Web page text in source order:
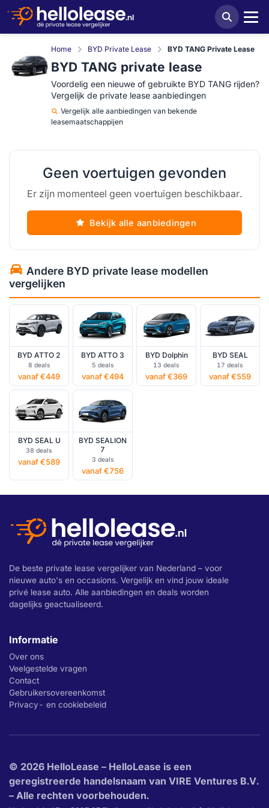
Home BYD Private Lease BYD TANG Private Lease
BYD TANG private lease
Voordelig een nieuwe of gebruikte BYD TANG rijden?
Vergelijk de private lease aanbiedingen
Vergelijk alle aanbiedingen van bekende
leasemaatschappijen
Geen voertuigen gevonden
Er zijn momenteel geen voertuigen beschikbaar.
Bekijk alle aanbiedingen
Andere BYD private lease modellen
vergelijken
BYD ATTO 2
8 deals
vanaf €449
BYD ATTO 3
5 deals
vanaf €494
BYD Dolphin
13 deals
vanaf €369
BYD SEAL
17 deals
vanaf €559
BYD SEAL U
38 deals
vanaf €589
BYD SEALION
7
3 deals
vanaf €756
De beste private lease vergelijker van Nederland – voor
nieuwe auto's en occasions. Vergelijk en vind jouw ideale
privé lease auto. Alle aanbiedingen en deals worden
dagelijks geactualiseerd.
Informatie
Over ons
Veelgestelde vragen
Contact
Gebruikersovereenkomst
Privacy- en cookiebeleid
© 2026 HelloLease – HelloLease is een
geregistreerde handelsnaam van VIRE Ventures B.V.
– Alle rechten voorbehouden.